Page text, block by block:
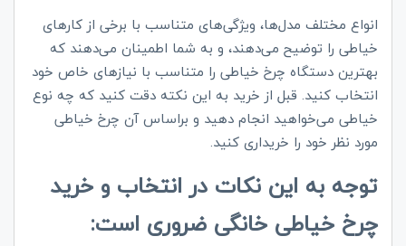
انواع مختلف مدل‌ها، ویژگی‌های متناسب با برخی از کارهای
خیاطی را توضیح می‌دهند، و به شما اطمینان می‌دهند که
بهترین دستگاه چرخ خیاطی را متناسب با نیازهای خاص خود
انتخاب کنید. قبل از خرید به این نکته دقت کنید که چه نوع
خیاطی می‌خواهید انجام دهید و براساس آن چرخ خیاطی
مورد نظر خود را خریداری کنید.
توجه به این نکات در انتخاب و خرید
چرخ خیاطی خانگی ضروری است: